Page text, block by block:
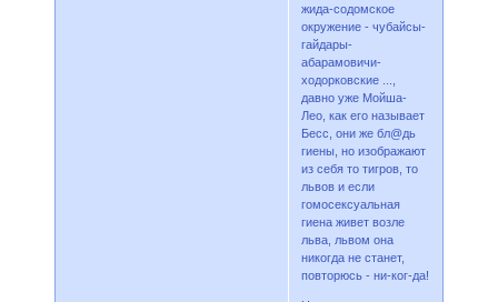
жида-содомское
окружение - чубайсы-
гайдары-
абарамовичи-
ходорковские ...,
давно уже Мойша-
Лео, как его называет
Бесс, они же бл@дь
гиены, но изображают
из себя то тигров, то
львов и если
гомосексуальная
гиена живет возле
льва, львом она
никогда не станет,
повторюсь - ни-ког-да!